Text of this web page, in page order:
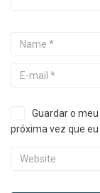
Guardar o
próxima vez que